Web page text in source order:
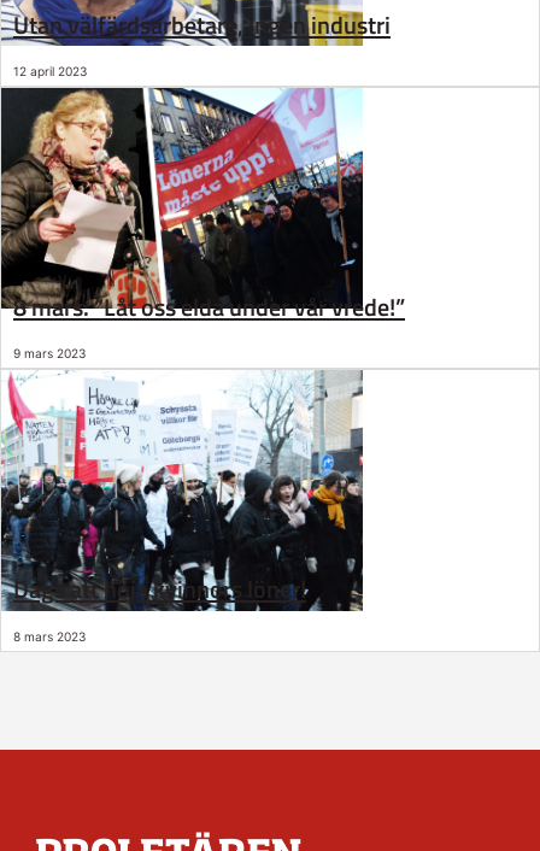
Utan välfärdsarbetare, ingen industri
12 april 2023
8 mars: ”Låt oss elda under vår vrede!”
9 mars 2023
Dags att höja kvinnors löner!
8 mars 2023